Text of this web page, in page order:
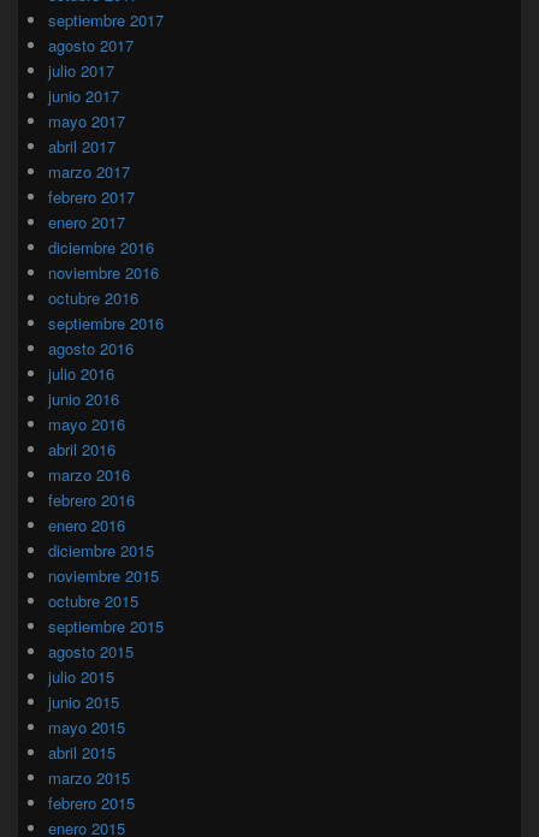
septiembre 2017
agosto 2017
julio 2017
junio 2017
mayo 2017
abril 2017
marzo 2017
febrero 2017
enero 2017
diciembre 2016
noviembre 2016
octubre 2016
septiembre 2016
agosto 2016
julio 2016
junio 2016
mayo 2016
abril 2016
marzo 2016
febrero 2016
enero 2016
diciembre 2015
noviembre 2015
octubre 2015
septiembre 2015
agosto 2015
julio 2015
junio 2015
mayo 2015
abril 2015
marzo 2015
febrero 2015
enero 2015